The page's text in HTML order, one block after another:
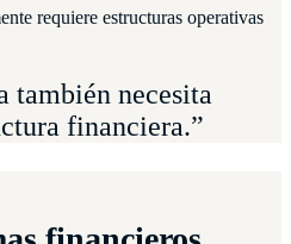
requiere estructuras operativas
también necesita
financiera.”